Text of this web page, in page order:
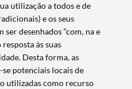
utilização a todos e de
e os seus
desenhados “com, na e
às suas
Desta forma, as
potenciais locais de
utilizadas como recurso